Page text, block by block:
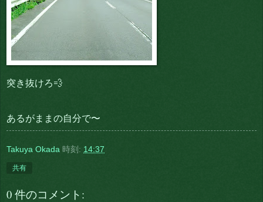
突き抜けろ💨
あるがままの自分で〜
Takuya Okada 時刻: 14:37
共有
0 件のコメント: